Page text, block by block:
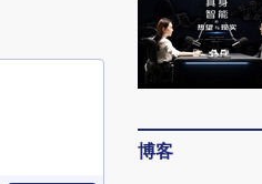
博客